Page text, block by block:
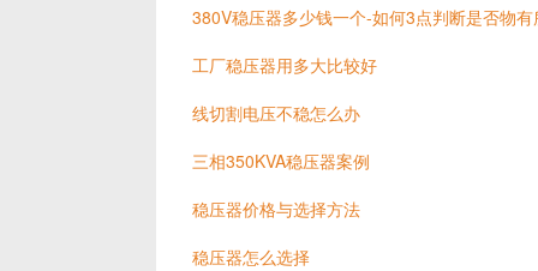
380V稳压器多少钱一个-如何3点判断是否物有
工厂稳压器用多大比较好
线切割电压不稳怎么办
三相350KVA稳压器案例
稳压器价格与选择方法
稳压器怎么选择